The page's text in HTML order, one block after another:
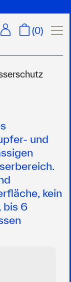
(0)
und
kein
bis 6